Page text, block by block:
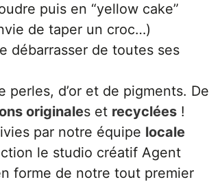
puis en “yellow cake”
de taper un croc…)
débarrasser de toutes ses
perles, d’or et de pigments. De
originales et recyclées !
par notre équipe locale
le studio créatif Agent
forme de notre tout premier